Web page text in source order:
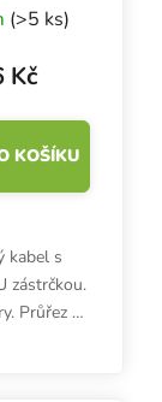
(>5 ks)
Kč
KOŠÍKU
kabel s
zástrčkou.
Průřez 3x